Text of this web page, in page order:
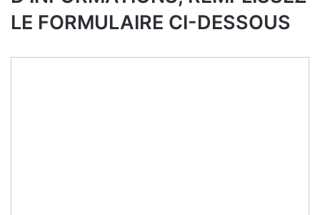
LE FORMULAIRE CI-DESSOUS